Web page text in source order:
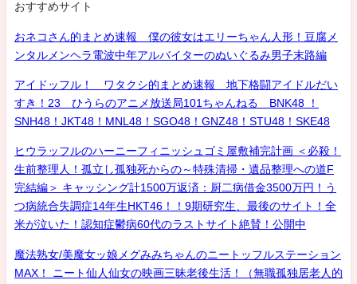
おすすめサイト
おネコさん的まとめ速報 僕の彼女はエリーちゃん人形！豆腐メ
ンタルメンヘラ電波中年アルバイターのぬいぐるみ男子末路編
アイドッフル！ ワタクシ的まとめ速報 地下格闘アイドルだい
すき！23 ひうらのアニメ放送局101ちゃんねる BNK48 ！
SNH48！JKT48！MNL48！SGO48！GNZ48！STU48！SKE48
ヒウラッフルのハーニーフィニッシュゴミ屋敷補完計画 ＜必殺！
生前整理人！孤立し孤独死からの～特殊清掃・遺品整理への道F
完結編＞ キャッシング計1500万返済：厨二病借金3500万円！う
つ病統合失調症14年生HKT46！！9期研究生、最後のサイト！全
米が泣いた！認知症鬱病60代のラストサイト絶賛！公開中
魔法熟女/美魔女ッ娘メグみみちゃんのニートッフルステーション
MAX！ ニート仙人仙女の映画三昧老後生活！（無職孤独居老人的